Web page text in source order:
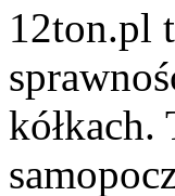
12ton.pl
kółkach.